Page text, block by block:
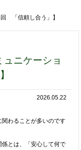
「信頼し合う」】
ュニケーショ
2026.05.22
わることが多いのです
とは、「安心して何で